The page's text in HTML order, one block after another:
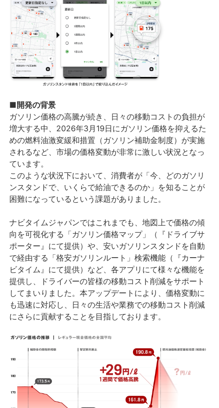
■開発の背景
ガソリン価格の高騰が続き、日々の移動コストの負担が
増大する中、2026年3月19日にガソリン価格を抑えるた
めの燃料油激変緩和措置（ガソリン補助金制度）が実施
されるなど、市場の価格変動が非常に激しい状況となっ
ています。
このような状況下において、消費者が「今、どのガソリ
ンスタンドで、いくらで給油できるのか」を知ることが
困難になっているという課題がありました。
ナビタイムジャパンではこれまでも、地図上で価格の傾
向を可視化する「ガソリン価格マップ」（『ドライブサ
ポーター』にて提供）や、安いガソリンスタンドを自動
で経由する「格安ガソリンルート」検索機能（『カーナ
ビタイム』にて提供）など、各アプリにて様々な機能を
提供し、ドライバーの皆様の移動コスト削減をサポート
してまいりました。本アップデートにより、価格変動に
も迅速に対応し、日々の生活や業務での移動コスト削減
にさらに貢献することを目指しております。